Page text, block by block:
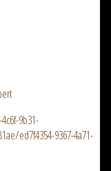
9b31-
ed7f4354-9367-4a71-